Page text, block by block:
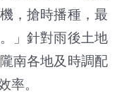
，搶時播種，最
」針對雨後土地
南各地及時調配
率。